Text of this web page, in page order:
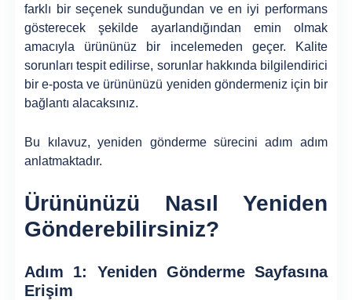
farklı bir seçenek sunduğundan ve en iyi performans
gösterecek şekilde ayarlandığından emin olmak
amacıyla ürününüz bir incelemeden geçer. Kalite
sorunları tespit edilirse, sorunlar hakkında bilgilendirici
bir e-posta ve ürününüzü yeniden göndermeniz için bir
bağlantı alacaksınız.
Bu kılavuz, yeniden gönderme sürecini adım adım
anlatmaktadır.
Ürününüzü Nasıl Yeniden
Gönderebilirsiniz?
Adım 1: Yeniden Gönderme Sayfasına
Erişim